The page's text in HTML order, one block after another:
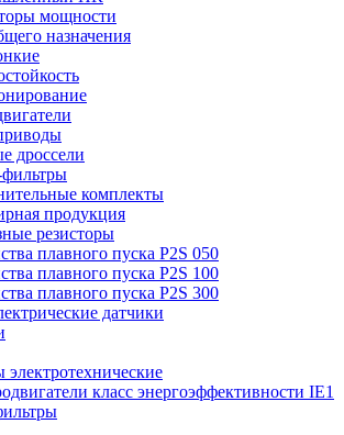
мощности
назначения
дроссели
комплекты
продукция
резисторы
плавного пуска P2S 050
плавного пуска P2S 100
плавного пуска P2S 300
датчики
класс энергоэффективности IE1